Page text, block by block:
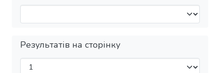
Результатів на сторінку